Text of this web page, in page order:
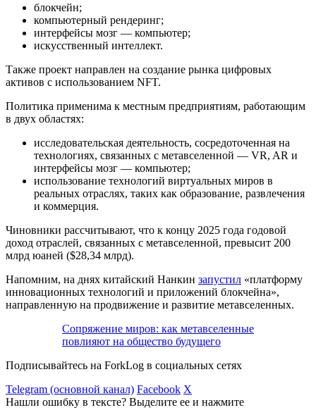
блокчейн;
компьютерный рендеринг;
интерфейсы мозг — компьютер;
искусственный интеллект.
Также проект направлен на создание рынка цифровых
активов с использованием NFT.
Политика применима к местным предприятиям, работающим
в двух областях:
исследовательская деятельность, сосредоточенная на
технологиях, связанных с метавселенной — VR, AR и
интерфейсы мозг — компьютер;
использование технологий виртуальных миров в
реальных отраслях, таких как образование, развлечения
и коммерция.
Чиновники рассчитывают, что к концу 2025 года годовой
доход отраслей, связанных с метавселенной, превысит 200
млрд юаней ($28,34 млрд).
Напомним, на днях китайский Нанкин запустил «платформу
инновационных технологий и приложений блокчейна»,
направленную на продвижение и развитие метавселенных.
Сопряжение миров: как метавселенные
повлияют на общество будущего
Подписывайтесь на ForkLog в социальных сетях
Telegram (основной канал) Facebook X
Нашли ошибку в тексте? Выделите ее и нажмите